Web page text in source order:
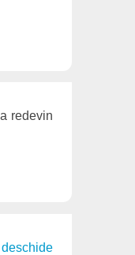
redevin
deschide